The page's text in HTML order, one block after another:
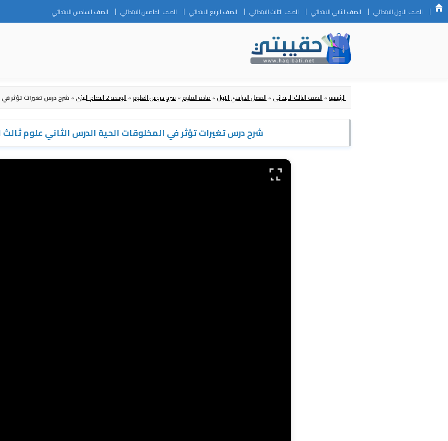
Skip
to
الصف الاول الابتدائي الصف الثاني الابتدائي الصف الثالث الابتدائي الصف الرابع الابتدائي الصف الخامس الابتدائي الصف السادس الابتدائي
الرئيسية»الصف الثالث الابتدائي»الفصل الدراسي الاول»مادة العلوم»شرح دروس العلوم»الوحدة 2 النظام البيئي » شرح درس تغيرات تؤثر في
شرح درس تغيرات تؤثر في المخلوقات الحية الدرس الثاني علوم ثالث